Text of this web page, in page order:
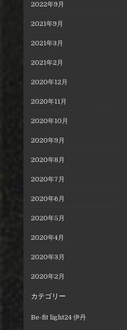
2022年9月
2021年9月
2021年3月
2021年2月
2020年12月
2020年11月
2020年10月
2020年9月
2020年8月
2020年7月
2020年6月
2020年5月
2020年4月
2020年3月
2020年2月
カテゴリー
Be-fit light24 伊丹